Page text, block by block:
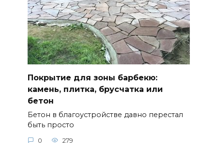
Покрытие для зоны барбекю:
камень, плитка, брусчатка или
бетон
Бетон в благоустройстве давно перестал
быть просто
0 279